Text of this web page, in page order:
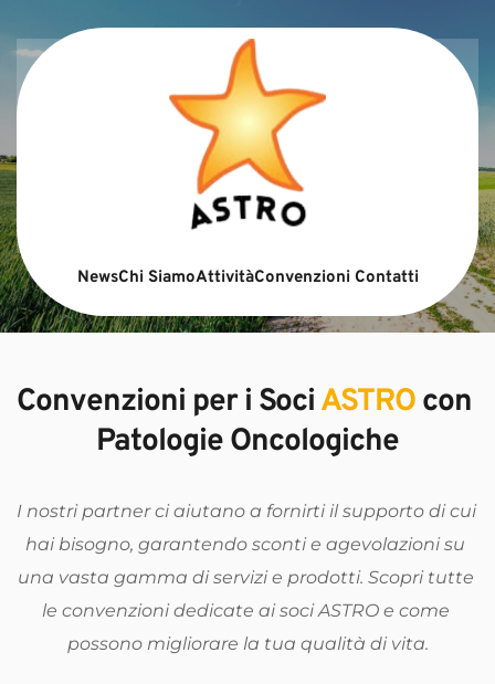
NewsChi SiamoAttivitàConvenzioni Contatti
Convenzioni per i Soci ASTRO con
Patologie Oncologiche
I nostri partner ci aiutano a fornirti il supporto di cui
hai bisogno, garantendo sconti e agevolazioni su
una vasta gamma di servizi e prodotti. Scopri tutte
le convenzioni dedicate ai soci ASTRO e come
possono migliorare la tua qualità di vita.